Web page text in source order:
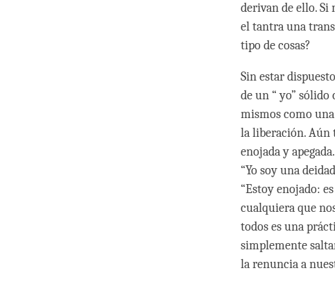
derivan de ello. Si
el tantra una
tipo de cosas?
Sin estar
de un “ yo”
mismos como
la liberación. Aún
enojada y
“Yo soy una
“Estoy enojado:
cualquiera que
todos es una
simplemente
la renuncia a